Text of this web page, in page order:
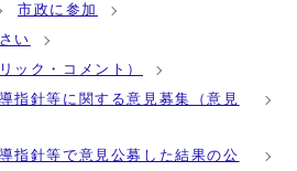
市政に参加
い
ック・コメント）
指針等に関する意見募集（意見
指針等で意見公募した結果の公